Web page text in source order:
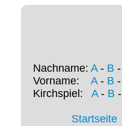
Nachname: A- B -
Vorname: A- B -
Kirchspiel: A- B -
Startseite